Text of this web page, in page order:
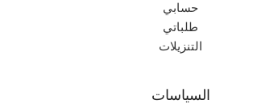
حسابي
طلباتي
التنزيلات
السياسات